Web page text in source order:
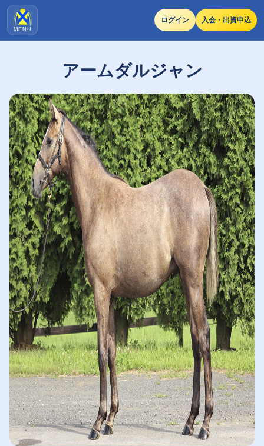
MENU
ログイン 入会・出資申込
アームダルジャン